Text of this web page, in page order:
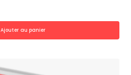
Ajouter au panier